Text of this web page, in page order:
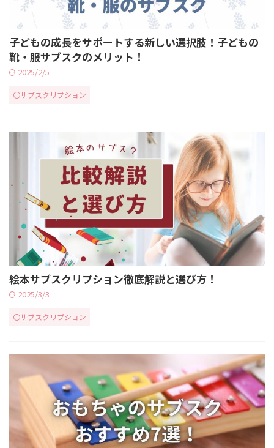
子どもの成長をサポートする新しい選択肢！子どもの
靴・服サブスクのメリット！
2025/2/5
〇サブスクリプション
絵本サブスクリプション徹底解説と選び方！
2025/3/3
〇サブスクリプション